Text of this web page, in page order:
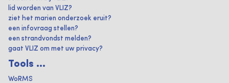
lid worden van VLIZ?
ziet het marien onderzoek eruit?
een infovraag stellen?
een strandvondst melden?
gaat VLIZ om met uw privacy?
Tools ...
WoRMS